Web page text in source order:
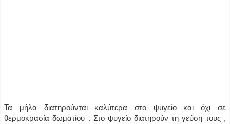
Τα μήλα διατηρούνται καλύτερα στο ψυγείο και όχι σε
θερμοκρασία δωματίου . Στο ψυγείο διατηρούν τη γεύση τους ,